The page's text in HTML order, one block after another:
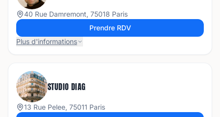
40 Rue Damremont, 75018 Paris
Prendre RDV
Plus d'informations
STUDIO DIAG
13 Rue Pelee, 75011 Paris